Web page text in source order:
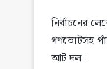
নির্বাচনের
গণভোটসহ
আট দল।